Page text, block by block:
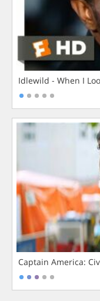
Idlewild - When I
Captain America: